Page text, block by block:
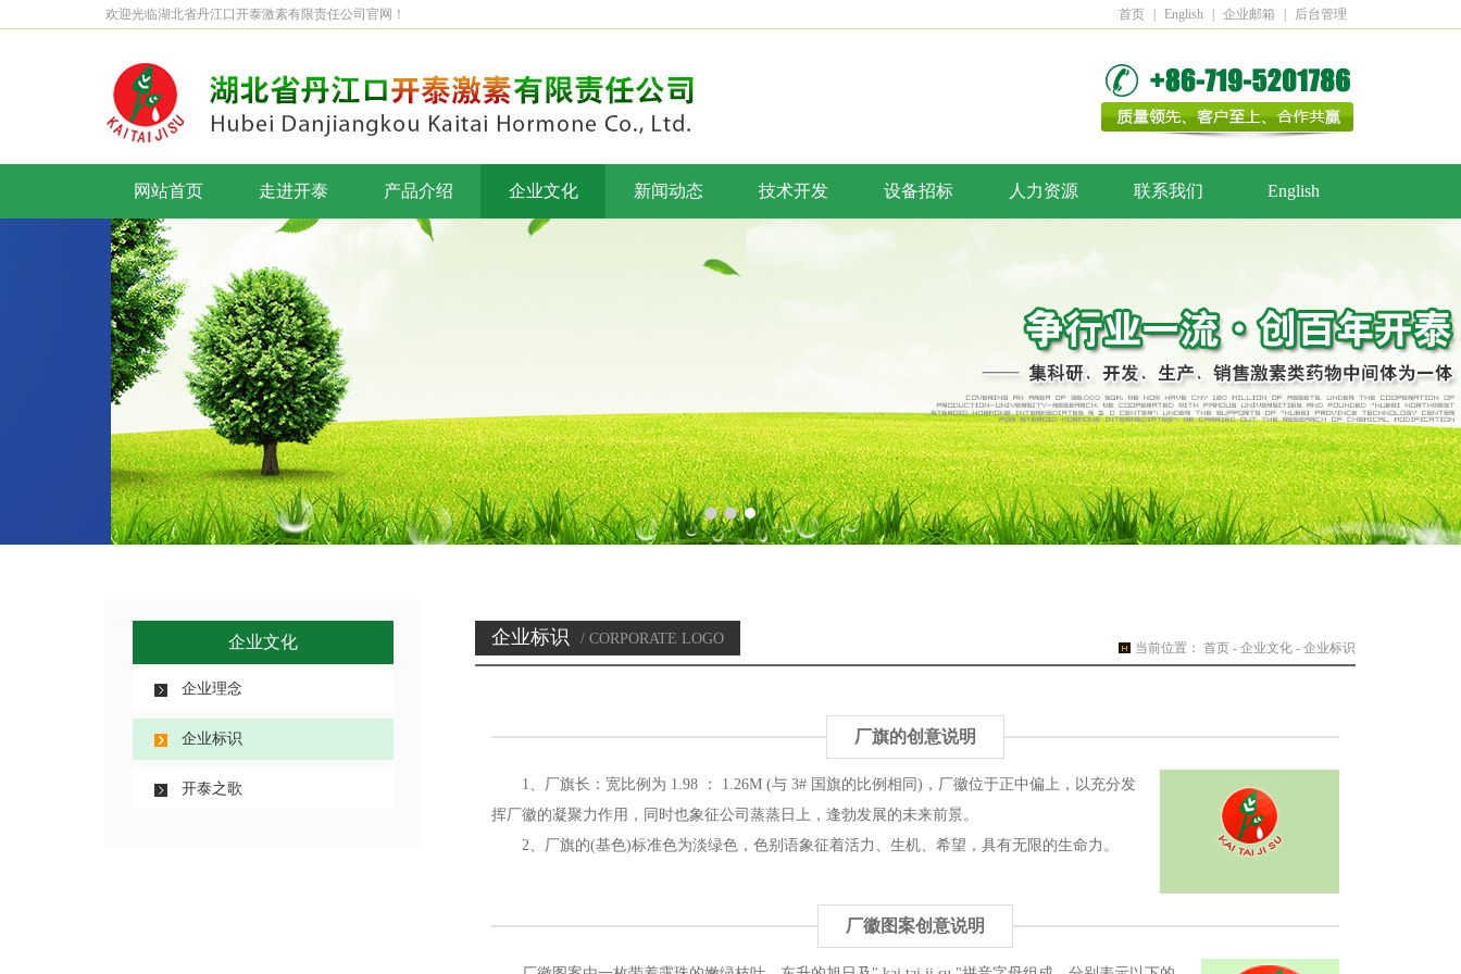
欢迎光临湖北省丹江口开泰激素有限责任公司官网！ 首页 English 企业邮箱 后台管理
网站首页 走进开泰
董事长致辞
企业风采
产品介绍 企业文化 新闻动态 技术开发 设备招标 人力资源
我要应聘
联系我们 English
企业文化
企业理念
企业标识
开泰之歌
企业标识 / CORPORATE LOGO
当前位置： 首页 - 企业文化 - 企业标识
厂旗的创意说明
1、厂旗长：宽比例为 1.98 ： 1.26M (与 3# 国旗的比例相同)，厂徽位于正中偏上，以充分发
挥厂徽的凝聚力作用，同时也象征公司蒸蒸日上，逢勃发展的未来前景。
2、厂旗的(基色)标准色为淡绿色，色别语象征着活力、生机、希望，具有无限的生命力。
厂徽图案创意说明